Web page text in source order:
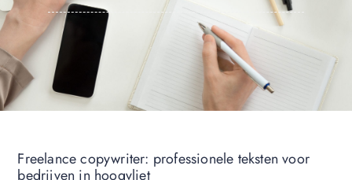
Freelance copywriter: professionele teksten voor
bedrijven in hoogvliet